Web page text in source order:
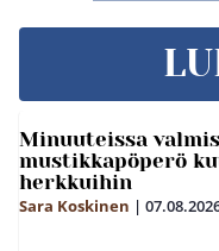
Minuuteissa
mustikkapöperö
herkkuihin
Sara Koskinen |